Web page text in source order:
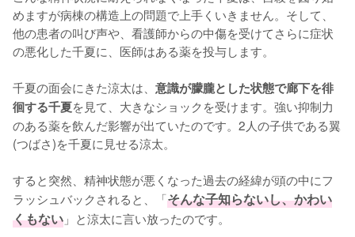
めますが病棟の構造上の問題で上手くいきません。そして、
他の患者の叫び声や、看護師からの中傷を受けてさらに症状
の悪化した千夏に、医師はある薬を投与します。
千夏の面会にきた涼太は、 意識が朦朧とした状態で廊下を徘
徊する千夏を見て、大きなショックを受けます。強い抑制力
のある薬を飲んだ影響が出ていたのです。2人の子供である翼
(つばさ)を千夏に見せる涼太。
すると突然、精神状態が悪くなった過去の経緯が頭の中にフ
ラッシュバックされると、「そんな子知らないし、かわい
くもない 」と涼太に言い放ったのです。